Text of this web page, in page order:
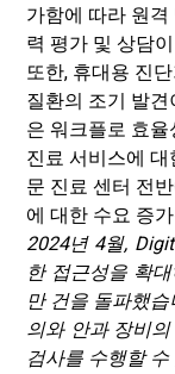
가함에 따라 원
력 평가 및 상담
또한, 휴대용 진
질환의 조기 발
은 워크플로 효
진료 서비스에 대
문 진료 센터 전
에 대한 수요 증
2024년 4월,
한 접근성을 확
만 건을 돌파했
의와 안과 장비
검사를 수행할 수